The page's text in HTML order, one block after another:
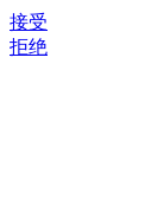
接受
拒绝